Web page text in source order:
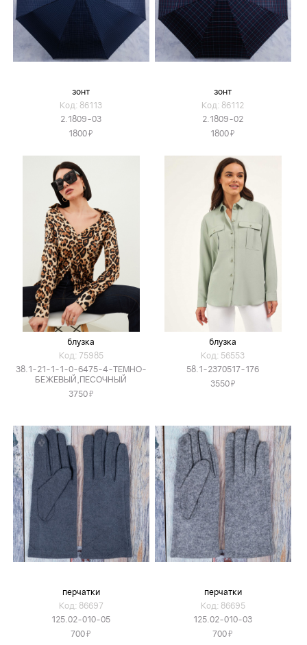
зонт
Код: 86113
2.1809-03
1800Я
зонт
Код: 86112
2.1809-02
1800Я
блузка
Код: 75985
38.1-21-1-1-0-6475-4-ТЕМНО-
БЕЖЕВЫЙ,ПЕСОЧНЫЙ
3750Я
блузка
Код: 56553
58.1-2370517-176
3550Я
перчатки
Код: 86697
125.02-010-05
700Я
перчатки
Код: 86695
125.02-010-03
700Я